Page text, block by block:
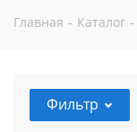
Главная - Каталог -
Фильтр